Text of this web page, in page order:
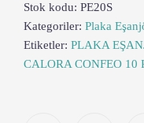
Stok kodu: PE20S
Kategoriler: Plaka
Etiketler: PLAKA
CALORA CONFEO 10